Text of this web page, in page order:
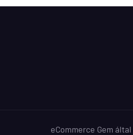
eCommerce Gem által